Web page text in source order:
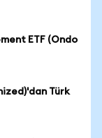
ETF (Ondo
Türk